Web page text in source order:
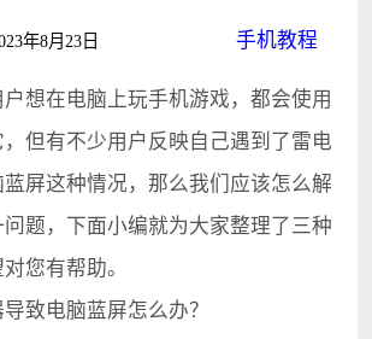
年8月23日 手机教程
在电脑上玩手机游戏，都会使用
但有不少用户反映自己遇到了雷电
屏这种情况，那么我们应该怎么解
题，下面小编就为大家整理了三种
您有帮助。
电脑蓝屏怎么办？